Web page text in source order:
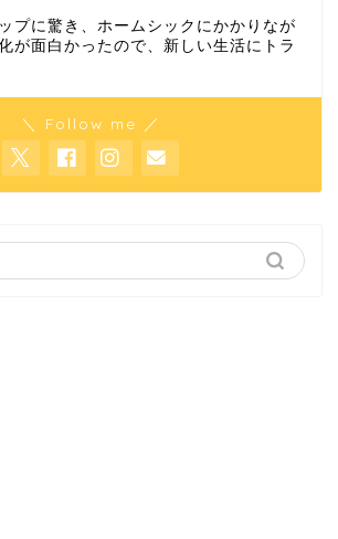
プに驚き、ホームシックにかかりなが
が面白かったので、新しい生活にトラ
＼ Follow me ／